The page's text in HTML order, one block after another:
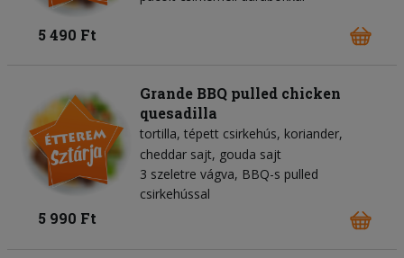
5 490 Ft
Grande BBQ pulled chicken
quesadilla
tortilla tépett csirkehús koriander
cheddar sajt gouda sajt
3 szeletre vágva, BBQ-s pulled
csirkehússal
5 990 Ft